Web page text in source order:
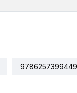
9786257399449